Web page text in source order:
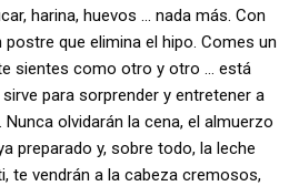
harina, huevos … nada más. Con
que elimina el hipo. Comes un
sientes como otro y otro … está
para sorprender y entretener a
olvidarán la cena, el almuerzo
preparado y, sobre todo, la leche
te vendrán a la cabeza cremosos,